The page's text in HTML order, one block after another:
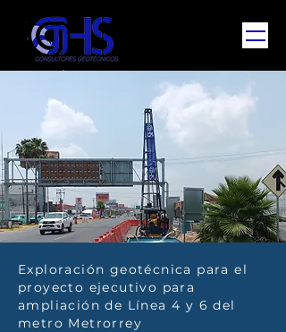
Exploración geotécnica para el
proyecto ejecutivo para
ampliación de Línea 4 y 6 del
metro Metrorrey